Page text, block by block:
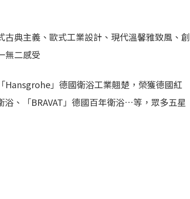
古典主義、歐式工業設計、現代溫馨雅致風、創
無二感受
Hansgrohe」德國衛浴工業翹楚，榮獲德國紅
、「BRAVAT」德國百年衛浴…等，眾多五星